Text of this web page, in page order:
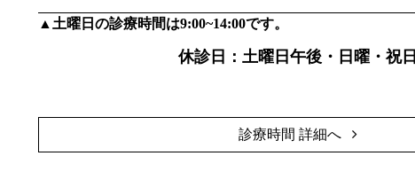
▲土曜日の診療時間は9:00~14:00です。
休診日：土曜日午後・日曜・祝日
診療時間 詳細へ